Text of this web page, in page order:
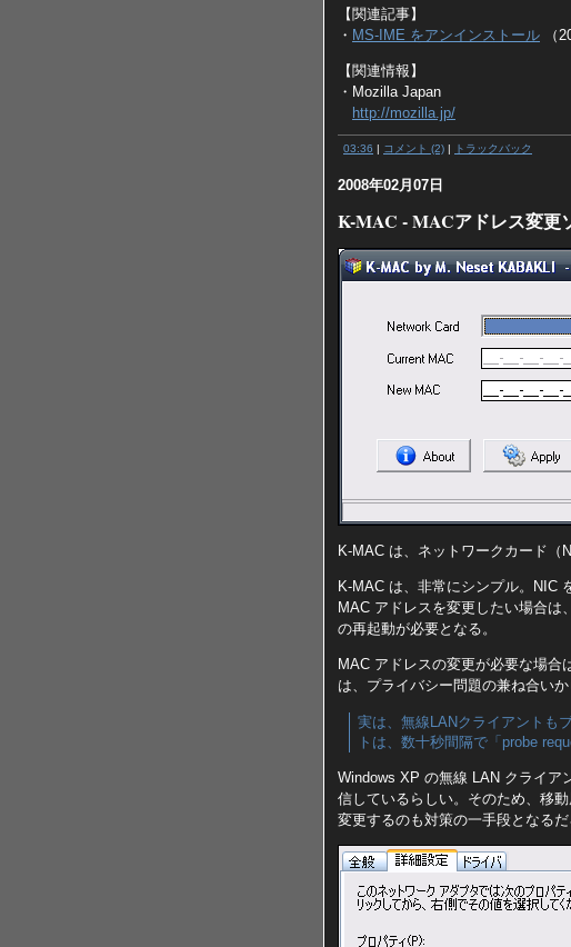
【関連記事】
・ MS-IME をアンインストール （
【関連情報】
・Mozilla Japan
http://mozilla.jp/
03:36 | コメント (2) | トラックバック
2008年02月07日
K-MAC - MACアドレス変更
K-MAC は、ネットワークカード（
K-MAC は、非常にシンプル。NIC
MAC アドレスを変更したい場合
の再起動が必要となる。
MAC アドレスの変更が必要な場
は、プライバシー問題の兼ね合い
実は、無線LANクライアントも
トは、数十秒間隔で「probe
Windows XP の無線 LAN クライア
信しているらしい。そのため、移
変更するのも対策の一手段となるだ